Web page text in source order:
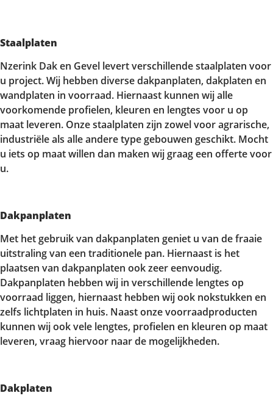
Staalplaten
Nzerink Dak en Gevel levert verschillende staalplaten voor
u project. Wij hebben diverse dakpanplaten, dakplaten en
wandplaten in voorraad. Hiernaast kunnen wij alle
voorkomende profielen, kleuren en lengtes voor u op
maat leveren. Onze staalplaten zijn zowel voor agrarische,
industriële als alle andere type gebouwen geschikt. Mocht
u iets op maat willen dan maken wij graag een offerte voor
u.
Dakpanplaten
Met het gebruik van dakpanplaten geniet u van de fraaie
uitstraling van een traditionele pan. Hiernaast is het
plaatsen van dakpanplaten ook zeer eenvoudig.
Dakpanplaten hebben wij in verschillende lengtes op
voorraad liggen, hiernaast hebben wij ook nokstukken en
zelfs lichtplaten in huis. Naast onze voorraadproducten
kunnen wij ook vele lengtes, profielen en kleuren op maat
leveren, vraag hiervoor naar de mogelijkheden.
Dakplaten